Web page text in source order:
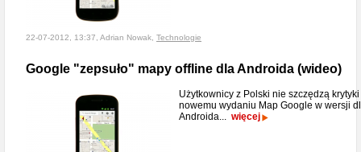
22-07-2012, 13:37, Adrian Nowak, Technologie
Google "zepsuło" mapy offline dla Androida (wideo)
Użytkownicy z Polski nie szczędzą krytyki
nowemu wydaniu Map Google w wersji
Androida... więcej